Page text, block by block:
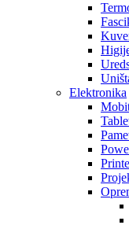
Elektronika